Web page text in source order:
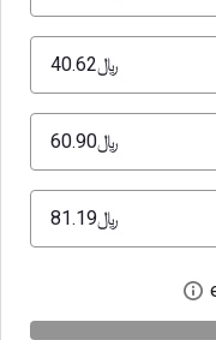
﷼‎40.62
﷼‎60.90
﷼‎81.19
افتح مربع حوار